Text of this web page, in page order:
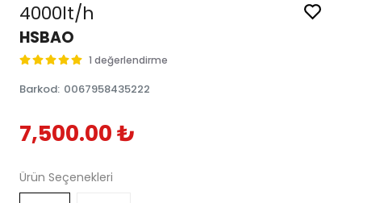
4000lt/h
HSBAO
1 değerlendirme
Barkod: 0067958435222
7,500.00 ₺
Ürün Seçenekleri